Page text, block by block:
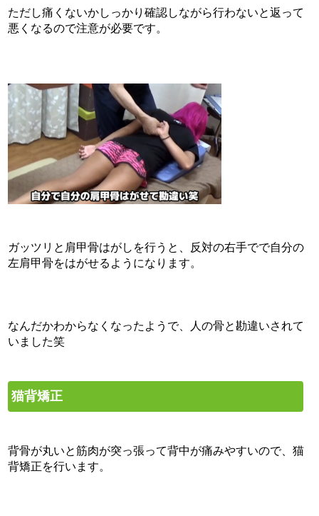
ただし痛くないかしっかり確認しながら行わないと返って
悪くなるので注意が必要です。
ガッツリと肩甲骨はがしを行うと、反対の右手でで自分の
左肩甲骨をはがせるようになります。
なんだかわからなくなったようで、人の骨と勘違いされて
いました笑
猫背矯正
背骨が丸いと筋肉が突っ張って背中が痛みやすいので、猫
背矯正を行います。